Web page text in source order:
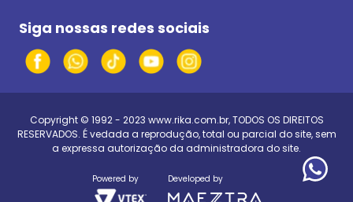
Siga nossas redes sociais
Copyright © 1992 - 2023 www.rika.com.br, TODOS OS DIREITOS
RESERVADOS. É vedada a reprodução, total ou parcial do site, sem
a expressa autorização da administradora do site.
Powered by Developed by